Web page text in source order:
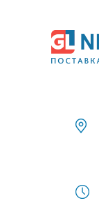
основному
содержанию